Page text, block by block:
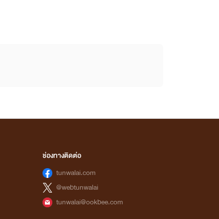
ช่องทางติดต่อ
tunwalai.com
@webtunwalai
tunwalai@ookbee.com